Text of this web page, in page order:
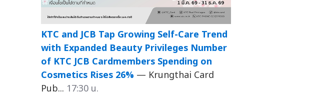
KTC and JCB Tap Growing Self-Care Trend
with Expanded Beauty Privileges Number
of KTC JCB Cardmembers Spending on
Cosmetics Rises 26% — Krungthai Card
Pub... 17:30 น.